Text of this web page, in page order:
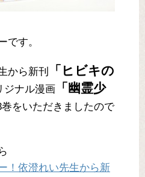
です。
から新刊
「ヒビキの
ジナル漫画
「幽霊少
巻をいただきましたので
！依澄れい先生から新